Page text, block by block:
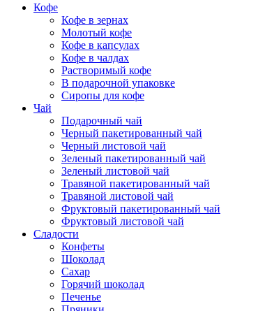
Кофе
Кофе в зернах
Молотый кофе
Кофе в капсулах
Кофе в чалдах
Растворимый кофе
В подарочной упаковке
Сиропы для кофе
Чай
Подарочный чай
Черный пакетированный чай
Черный листовой чай
Зеленый пакетированный чай
Зеленый листовой чай
Травяной пакетированный чай
Травяной листовой чай
Фруктовый пакетированный чай
Фруктовый листовой чай
Сладости
Конфеты
Шоколад
Сахар
Горячий шоколад
Печенье